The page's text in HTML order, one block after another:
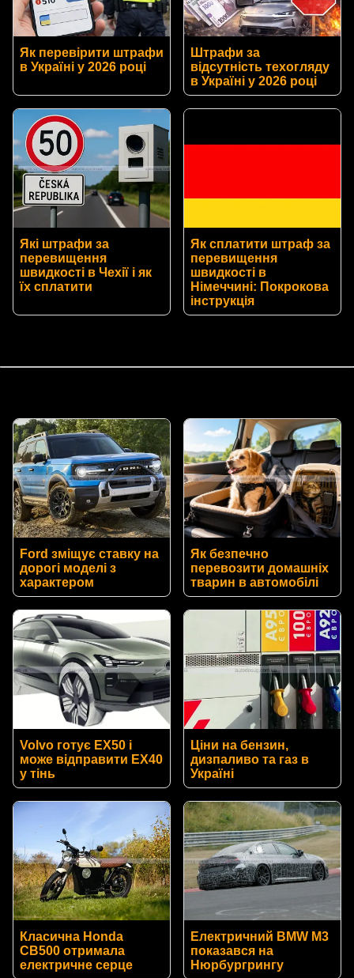
Як перевірити штрафи
в Україні у 2026 році
Штрафи за
відсутність техогляду
в Україні у 2026 році
Які штрафи за
перевищення
швидкості в Чехії і як
їх сплатити
Як сплатити штраф за
перевищення
швидкості в
Німеччині: Покрокова
інструкція
Ford зміщує ставку на
дорогі моделі з
характером
Як безпечно
перевозити домашніх
тварин в автомобілі
Volvo готує EX50 і
може відправити EX40
у тінь
Ціни на бензин,
дизпаливо та газ в
Україні
Класична Honda
CB500 отримала
електричне серце
Електричний BMW M3
показався на
Нюрбургрингу